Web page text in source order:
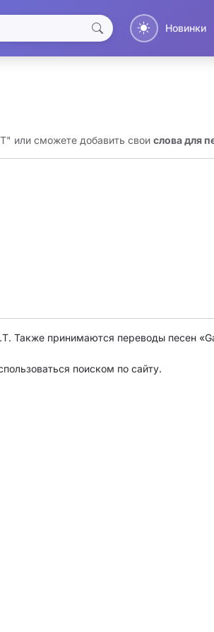
Новинки
или сможете добавить свои слова для
Также принимаются переводы песен
поиском по сайту.